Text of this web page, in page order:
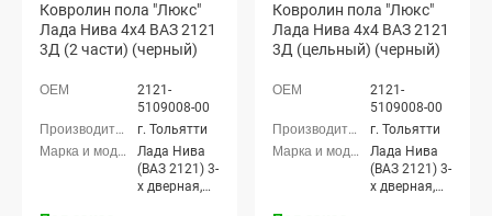
Ковролин пола "Люкс"
Лада Нива 4х4 ВАЗ 2121
3Д (2 части) (черный)
2121-
5109008-00
г. Тольятти
Лада Нива
(ВАЗ 2121) 3-
х дверная,
Ковролин пола "Люкс"
Лада Нива 4х4 ВАЗ 2121
3Д (цельный) (черный)
2121-
5109008-00
г. Тольятти
Лада Нива
(ВАЗ 2121) 3-
х дверная,